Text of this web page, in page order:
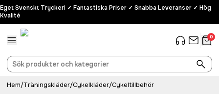
Eget Svenskt Tryckeri ✓ Fantastiska Priser ✓ Snabba Leveranser ✓ Hög
Kvalité
0
Hem/Träningskläder/Cykelkläder/Cykeltillbehör